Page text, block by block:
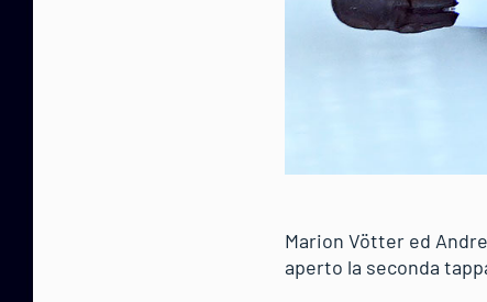
Marion Vötter ed
aperto la seconda